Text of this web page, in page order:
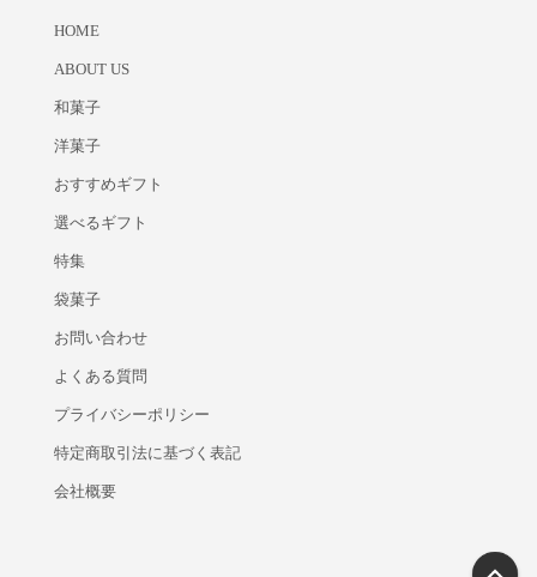
HOME
ABOUT US
和菓子
洋菓子
おすすめギフト
選べるギフト
特集
袋菓子
お問い合わせ
よくある質問
プライバシーポリシー
特定商取引法に基づく表記
会社概要